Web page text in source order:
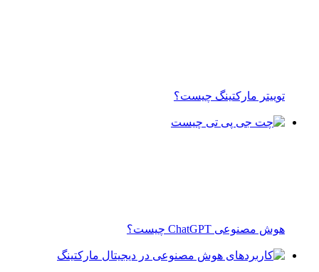
توییتر مارکتینگ چیست؟
هوش مصنوعی ChatGPT چیست؟